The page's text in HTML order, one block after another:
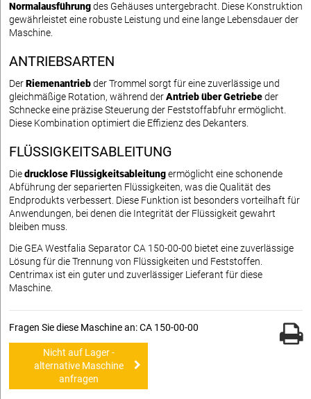
Normalausführungdes Gehäuses untergebracht. Diese Konstruktion
gewährleistet eine robuste Leistung und eine lange Lebensdauer der
Maschine.
ANTRIEBSARTEN
DerRiemenantriebder Trommel sorgt für eine zuverlässige und
gleichmäßige Rotation, während derAntrieb über Getriebeder
Schnecke eine präzise Steuerung der Feststoffabfuhr ermöglicht.
Diese Kombination optimiert die Effizienz des Dekanters.
FLÜSSIGKEITSABLEITUNG
Diedrucklose Flüssigkeitsableitungermöglicht eine schonende
Abführung der separierten Flüssigkeiten, was die Qualität des
Endprodukts verbessert. Diese Funktion ist besonders vorteilhaft für
Anwendungen, bei denen die Integrität der Flüssigkeit gewahrt
bleiben muss.
Die GEA Westfalia Separator CA 150-00-00 bietet eine zuverlässige
Lösung für die Trennung von Flüssigkeiten und Feststoffen.
Centrimax ist ein guter und zuverlässiger Lieferant für diese
Maschine.
Fragen Sie diese Maschine an: CA 150-00-00
Nicht auf Lager -
alternative Maschine
anfragen